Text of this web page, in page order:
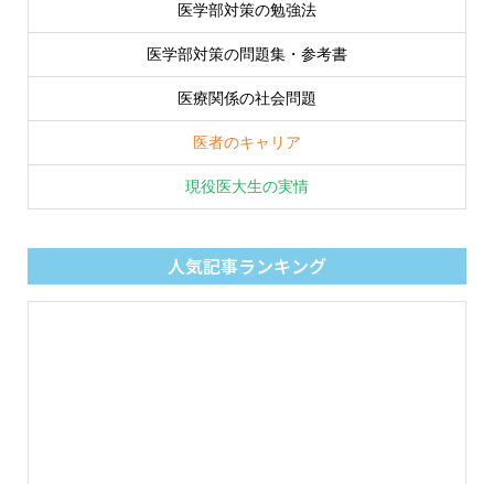
医学部対策の勉強法
医学部対策の問題集・参考書
医療関係の社会問題
医者のキャリア
現役医大生の実情
人気記事ランキング